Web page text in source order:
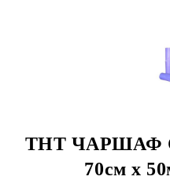
ТНТ ЧАРШАФ
70см х